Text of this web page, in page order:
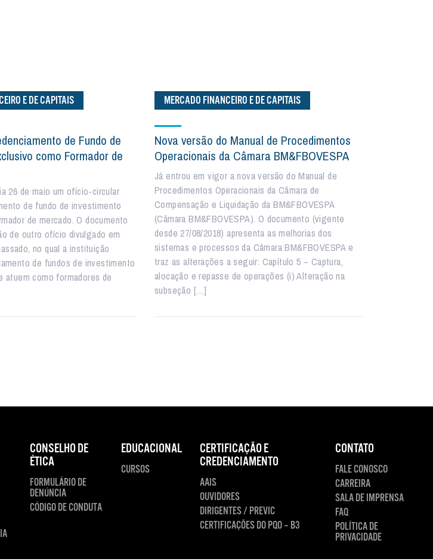
E DE CAPITAIS
de Fundo de
como Formador de
26 de maio um ofício-circular
de fundo de investimento
de mercado. O documento
de outro ofício divulgado em
no qual a instituição
de fundos de investimento
atuem como formadores de
MERCADO FINANCEIRO E DE CAPITAIS
Nova versão do Manual de Procedimentos
Operacionais da Câmara BM&FBOVESPA
Já entrou em vigor a nova versão do Manual de
Procedimentos Operacionais da Câmara de
Compensação e Liquidação da BM&FBOVESPA
(Câmara BM&FBOVESPA). O documento (vigente
desde 27/08/2018) apresenta as melhorias dos
sistemas e processos da Câmara BM&FBOVESPA e
traz as alterações a seguir: Capítulo 5 – Captura,
alocação e repasse de operações (i) Alteração na
subseção […]
CONSELHO DE
ÉTICA
FORMULÁRIO DE
DENÚNCIA
CÓDIGO DE CONDUTA
EDUCACIONAL
CURSOS
CERTIFICAÇÃO E
CREDENCIAMENTO
AAIS
OUVIDORES
DIRIGENTES / PREVIC
CERTIFICAÇÕES DO PQO – B3
CONTATO
FALE CONOSCO
CARREIRA
SALA DE IMPRENSA
FAQ
POLÍTICA DE
PRIVACIDADE